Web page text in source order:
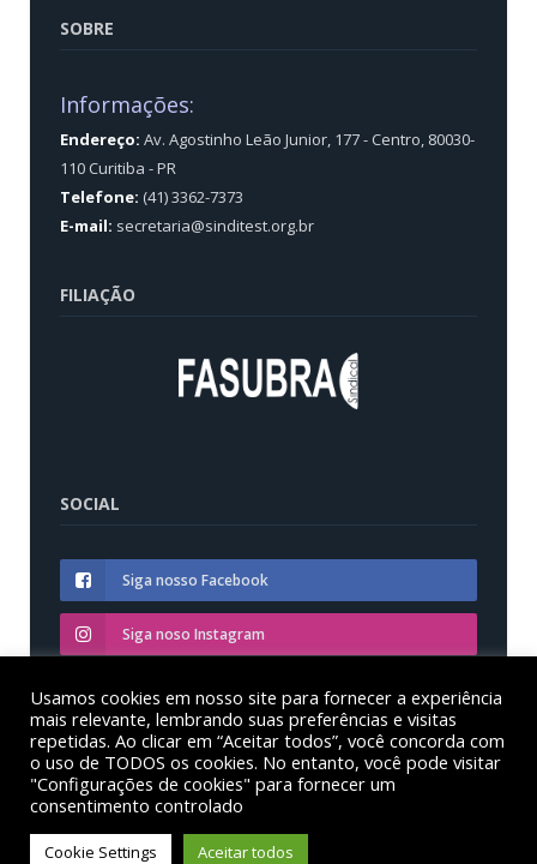
SOBRE
Informações:
Endereço: Av. Agostinho Leão Junior, 177 - Centro, 80030-
110 Curitiba - PR
Telefone: (41) 3362-7373
E-mail: secretaria@sinditest.org.br
FILIAÇÃO
SOCIAL
Siga nosso Facebook
Siga noso Instagram
Siga nosso YouTube
© Sinditest – Sindicato dos trabalhadores em educação
das instituições federais de ensino superior no estado
do Paraná
Usamos cookies em nosso site para fornecer a experiência
mais relevante, lembrando suas preferências e visitas
repetidas. Ao clicar em “Aceitar todos”, você concorda com
o uso de TODOS os cookies. No entanto, você pode visitar
"Configurações de cookies" para fornecer um
consentimento controlado
Cookie Settings Aceitar todos